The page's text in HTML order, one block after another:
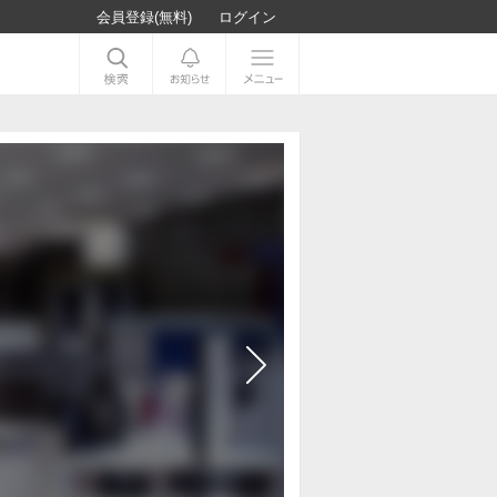
会員登録(無料) ログイン